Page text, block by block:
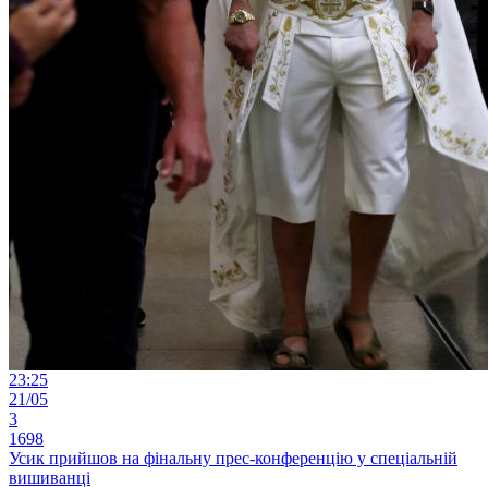
23:25
21/05
3
1698
Усик прийшов на фінальну прес-конференцію у спеціальній
вишиванці